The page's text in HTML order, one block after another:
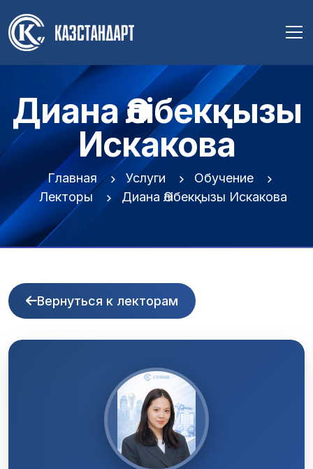
Диана Әлібекқызы
Искакова
Главная Услуги
Обучение
Лекторы
Диана Әлібекқызы Искакова
Вернуться к лекторам